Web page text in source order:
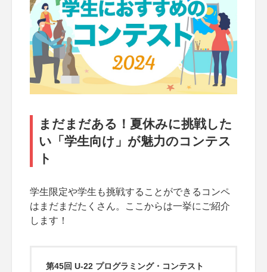
まだまだある！夏休みに挑戦した
い「学生向け」が魅力のコンテス
ト
学生限定や学生も挑戦することができるコンペ
はまだまだたくさん。ここからは一挙にご紹介
します！
第45回 U-22 プログラミング・コンテスト